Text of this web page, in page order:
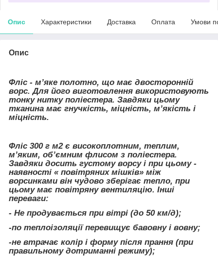
Опис Характеристики Доставка Оплата Умови
Опис
Фліс - м’яке полотно, що має двосторонній
ворс. Для його виготовлення використовують
тонку нитку поліестера. Завдяки цьому
тканина має гнучкість, міцність, м’якість і
міцність.
Фліс 300 г м2 є високоплотним, теплим,
м’яким, об’ємним флисом з поліестера.
Завдяки досить густому ворсу і при цьому -
наявності « повітряних мішків» між
ворсинками він чудово зберігає тепло, при
цьому має повітряну вентиляцію. Інші
переваги:
- Не продувається при вітрі (до 50 км/д);
-по теплоізоляції перевищує бавовну і вовну;
-не втрачає колір і форму після прання (при
правильному дотриманні режиму);